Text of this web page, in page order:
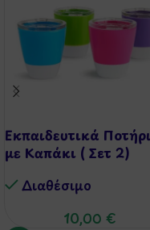
Εκπαιδευτικά
με Καπάκι ( Σετ 2)
Διαθέσιμo
10,00 €